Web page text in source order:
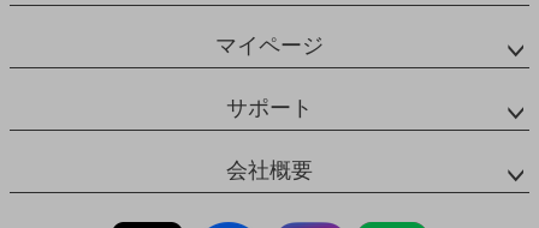
マイページ
サポート
会社概要